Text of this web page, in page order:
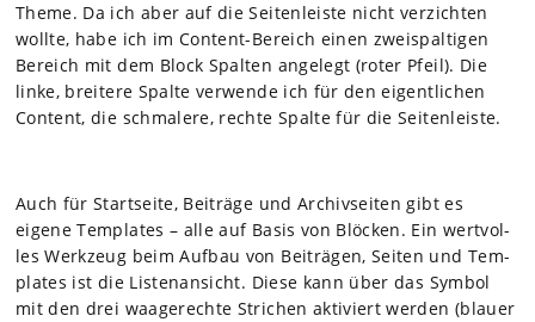
Theme. Da ich aber auf die Sei­ten­leiste nicht ver­zich­ten
wollte, habe ich im Con­tent-Bereich einen zwei­spal­ti­gen
Bereich mit dem Block Spal­ten ange­legt (roter Pfeil). Die
linke, brei­tere Spalte ver­wende ich für den eigent­li­chen
Con­tent, die schma­lere, rechte Spalte für die Sei­ten­leiste.
Auch für Start­seite, Bei­träge und Archiv­sei­ten gibt es
eigene Tem­pla­tes – alle auf Basis von Blö­cken. Ein wert­vol­
les Werk­zeug beim Auf­bau von Bei­trä­gen, Sei­ten und Tem­
pla­tes ist die Lis­ten­an­sicht. Diese kann über das Sym­bol
mit den drei waa­ge­rechte Stri­chen akti­viert wer­den (blauer